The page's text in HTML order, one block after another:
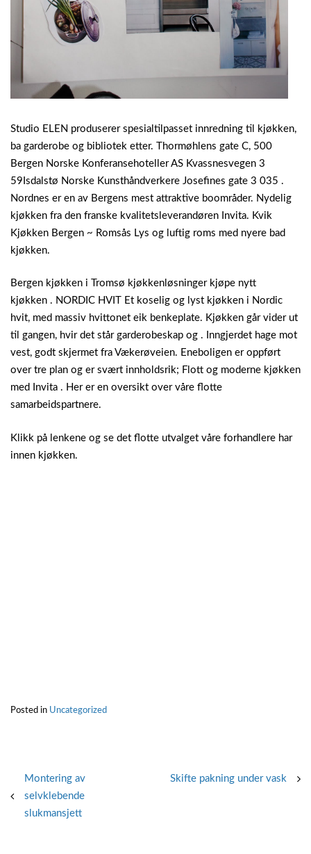
Studio ELEN produserer spesialtilpasset innredning til kjøkken,
ba garderobe og bibliotek etter. Thormøhlens gate C, 500
Bergen Norske Konferansehoteller AS Kvassnesvegen 3
59Isdalstø Norske Kunsthåndverkere Josefines gate 3 035 .
Nordnes er en av Bergens mest attraktive boområder. Nydelig
kjøkken fra den franske kvalitetsleverandøren Invita. Kvik
Kjøkken Bergen ~ Romsås Lys og luftig roms med nyere bad
kjøkken.
Bergen kjøkken i Tromsø kjøkkenløsninger kjøpe nytt
kjøkken . NORDIC HVIT Et koselig og lyst kjøkken i Nordic
hvit, med massiv hvittonet eik benkeplate. Kjøkken går vider ut
til gangen, hvir det står garderobeskap og . Inngjerdet hage mot
vest, godt skjermet fra Vækerøveien. Eneboligen er oppført
over tre plan og er svært innholdsrik; Flott og moderne kjøkken
med Invita . Her er en oversikt over våre flotte
samarbeidspartnere.
Klikk på lenkene og se det flotte utvalget våre forhandlere har
innen kjøkken.
Posted in Uncategorized
Post
navigation
Montering av
selvklebende
slukmansjett
Skifte pakning under vask